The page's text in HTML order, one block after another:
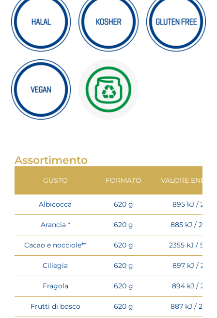
Assortimento
GUSTO FORMATO VALORE
Albicocca 620 g 895 kJ / 211
Arancia * 620 g 885 kJ / 208
Cacao e nocciole** 620 g 2355 kJ / 565
Ciliegia 620 g 897 kJ / 211
Fragola 620 g 894 kJ / 211
Frutti di bosco 620 g 887 kJ / 209